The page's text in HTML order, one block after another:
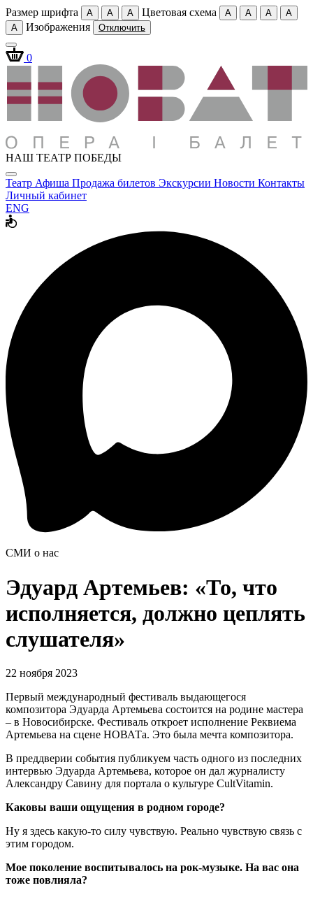
Размер шрифта A A A Цветовая схема A A A
A
A
Изображения Отключить
0
НАШ ТЕАТР ПОБЕДЫ
Театр Афиша Продажа билетов Экскурсии Новости Контакты
Личный кабинет
ENG
СМИ о нас
Эдуард Артемьев: «То, что
исполняется, должно цеплять
слушателя»
22 ноября 2023
Первый международный фестиваль выдающегося
композитора Эдуарда Артемьева состоится на родине мастера
– в Новосибирске. Фестиваль откроет исполнение Реквиема
Артемьева на сцене НОВАТа. Это была мечта композитора.
В преддверии события публикуем часть одного из последних
интервью Эдуарда Артемьева, которое он дал журналисту
Александру Савину для портала о культуре CultVitamin.
Каковы ваши ощущения в родном городе?
Ну я здесь какую-то силу чувствую. Реально чувствую связь с
этим городом.
Мое поколение воспитывалось на рок-музыке. На вас она
тоже повлияла?